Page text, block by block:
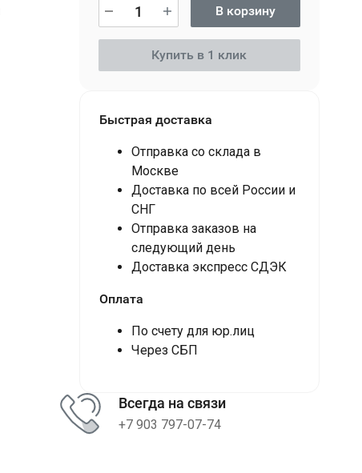
В корзину
Купить в 1 клик
Быстрая доставка
Отправка со склада в
Москве
Доставка по всей России и
СНГ
Отправка заказов на
следующий день
Доставка экспресс СДЭК
Оплата
По счету для юр.лиц
Через СБП
Всегда на связи
+7 903 797-07-74